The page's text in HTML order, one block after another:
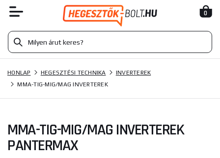
0
HONLAP HEGESZTÉSI TECHNIKA
INVERTEREK
MMA-TIG-MIG/MAG INVERTEREK
MMA-TIG-MIG/MAG INVERTEREK
PANTERMAX